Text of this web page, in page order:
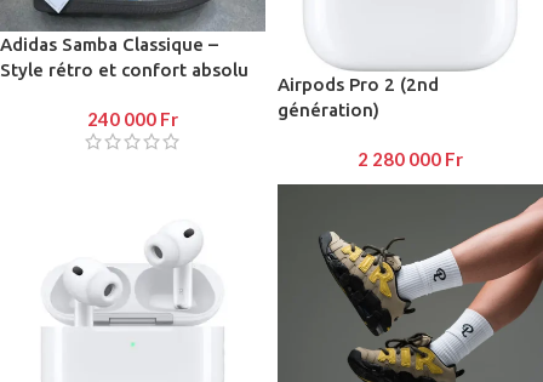
Adidas Samba Classique –
Style rétro et confort absolu
240 000 Fr
Airpods Pro 2 (2nd
génération)
2 280 000 Fr